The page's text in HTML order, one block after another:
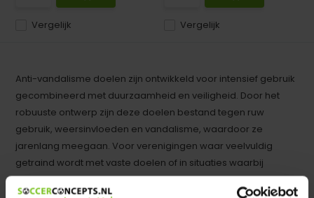
Vergelijk Vergelijk
Anti-vandalisme doelen zijn ontwikkeld voor intensief gebruik
gecombineerd met duurzaamheid en veiligheid. Door het
robuuste ontwerp zijn deze doelen bestand tegen ruw
gebruik, weersinvloeden en vandalisme, waardoor ze
jarenlang meegaan. Voor verenigingen waar veelvuldig
getraind wordt met vaste doelen of in situaties waarbij
trapveldjes openbaar zijn voor publiek, bieden deze doelen